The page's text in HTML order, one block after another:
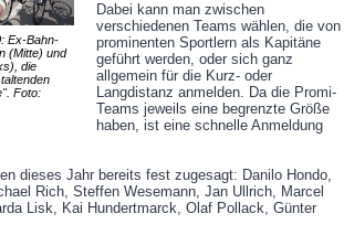
Ex-Bahn-
(Mitte) und
die
Foto:
Dabei kann man zwischen
verschiedenen Teams wählen, die von
prominenten Sportlern als Kapitäne
geführt werden, oder sich ganz
allgemein für die Kurz- oder
Langdistanz anmelden. Da die Promi-
Teams jeweils eine begrenzte Größe
haben, ist eine schnelle Anmeldung
dieses Jahr bereits fest zugesagt: Danilo Hondo,
Rich, Steffen Wesemann, Jan Ullrich, Marcel
Lisk, Kai Hundertmarck, Olaf Pollack, Günter